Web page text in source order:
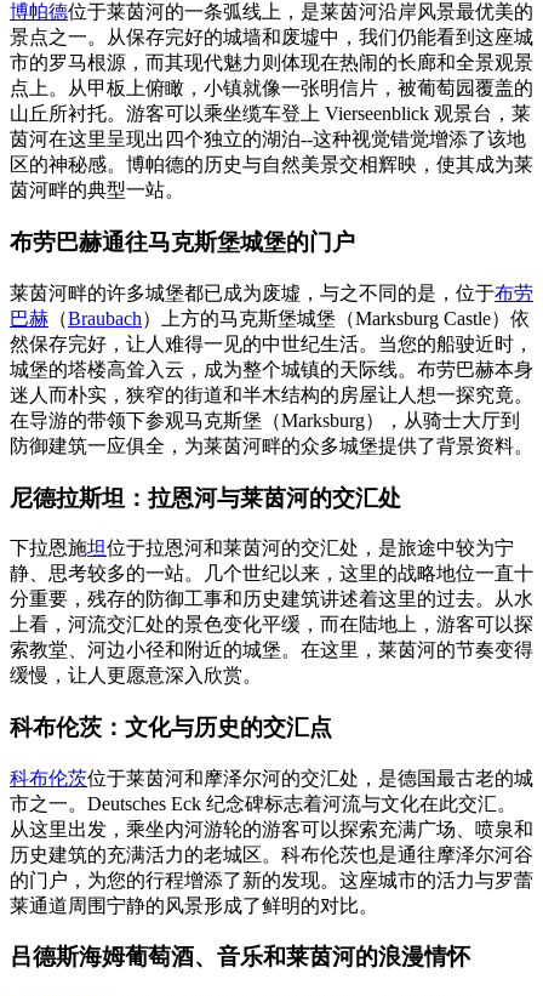
博帕德位于莱茵河的一条弧线上，是莱茵河沿岸风景最优美的
景点之一。从保存完好的城墙和废墟中，我们仍能看到这座城
市的罗马根源，而其现代魅力则体现在热闹的长廊和全景观景
点上。从甲板上俯瞰，小镇就像一张明信片，被葡萄园覆盖的
山丘所衬托。游客可以乘坐缆车登上 Vierseenblick 观景台，莱
茵河在这里呈现出四个独立的湖泊--这种视觉错觉增添了该地
区的神秘感。博帕德的历史与自然美景交相辉映，使其成为莱
茵河畔的典型一站。
布劳巴赫通往马克斯堡城堡的门户
莱茵河畔的许多城堡都已成为废墟，与之不同的是，位于布劳
巴赫 （Braubach）上方的马克斯堡城堡（Marksburg Castle）依
然保存完好，让人难得一见的中世纪生活。当您的船驶近时，
城堡的塔楼高耸入云，成为整个城镇的天际线。布劳巴赫本身
迷人而朴实，狭窄的街道和半木结构的房屋让人想一探究竟。
在导游的带领下参观马克斯堡（Marksburg），从骑士大厅到
防御建筑一应俱全，为莱茵河畔的众多城堡提供了背景资料。
尼德拉斯坦：拉恩河与莱茵河的交汇处
下拉恩施坦位于拉恩河和莱茵河的交汇处，是旅途中较为宁
静、思考较多的一站。几个世纪以来，这里的战略地位一直十
分重要，残存的防御工事和历史建筑讲述着这里的过去。从水
上看，河流交汇处的景色变化平缓，而在陆地上，游客可以探
索教堂、河边小径和附近的城堡。在这里，莱茵河的节奏变得
缓慢，让人更愿意深入欣赏。
科布伦茨：文化与历史的交汇点
科布伦茨位于莱茵河和摩泽尔河的交汇处，是德国最古老的城
市之一。Deutsches Eck 纪念碑标志着河流与文化在此交汇。
从这里出发，乘坐内河游轮的游客可以探索充满广场、喷泉和
历史建筑的充满活力的老城区。科布伦茨也是通往摩泽尔河谷
的门户，为您的行程增添了新的发现。这座城市的活力与罗蕾
莱通道周围宁静的风景形成了鲜明的对比。
吕德斯海姆葡萄酒、音乐和莱茵河的浪漫情怀